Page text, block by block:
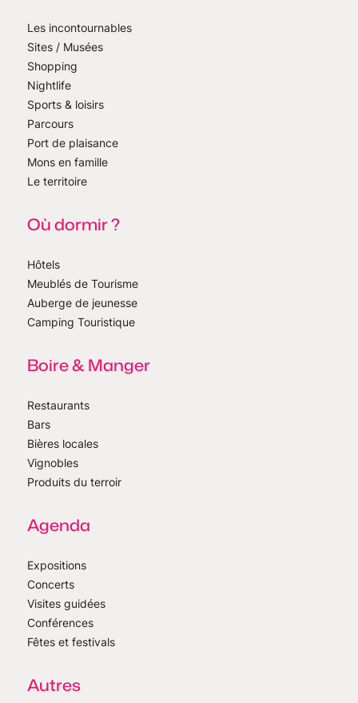
Les incontournables
Sites / Musées
Shopping
Nightlife
Sports & loisirs
Parcours
Port de plaisance
Mons en famille
Le territoire
Où dormir ?
Hôtels
Meublés de Tourisme
Auberge de jeunesse
Camping Touristique
Boire & Manger
Restaurants
Bars
Bières locales
Vignobles
Produits du terroir
Agenda
Expositions
Concerts
Visites guidées
Conférences
Fêtes et festivals
Autres